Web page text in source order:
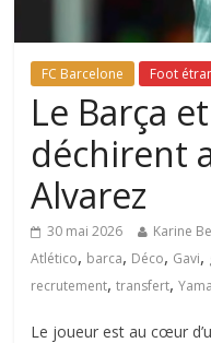
FC Barcelone Foot
Le Barça
déchirent
Alvarez
30 mai 2026 Karine
Atlético, barca, Déco, Gavi,
recrutement,transfert,
Le joueur est au cœur